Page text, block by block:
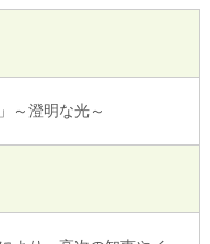
～澄明な光～